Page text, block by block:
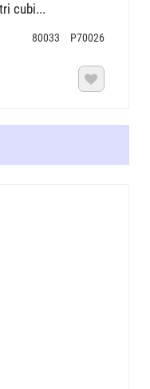
cubi...
80033 P70026
